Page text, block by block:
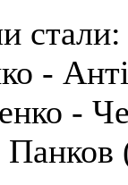
стали:
-
-